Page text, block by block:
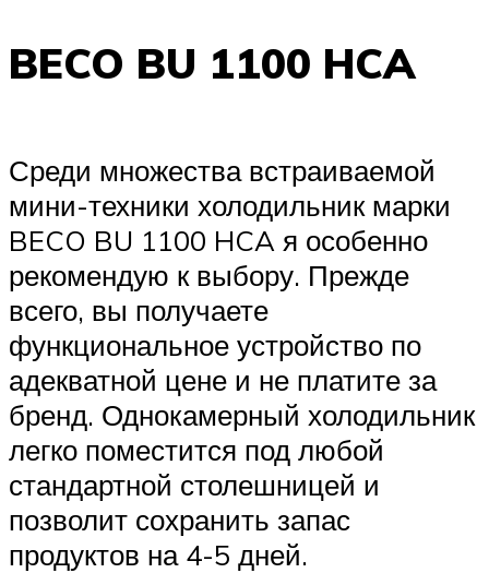
BECO BU 1100 HCA
Среди множества встраиваемой
мини-техники холодильник марки
BECO BU 1100 HCA я особенно
рекомендую к выбору. Прежде
всего, вы получаете
функциональное устройство по
адекватной цене и не платите за
бренд. Однокамерный холодильник
легко поместится под любой
стандартной столешницей и
позволит сохранить запас
продуктов на 4-5 дней.